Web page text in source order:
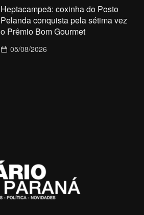
Heptacampeã: coxinha do Posto
Pelanda conquista pela sétima vez
o Prêmio Bom Gourmet
05/08/2026